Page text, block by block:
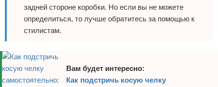
задней стороне коробки. Но если вы не можете
определиться, то лучше обратитесь за помощью к
стилистам.
Вам будет интересно:
Как подстричь косую челку